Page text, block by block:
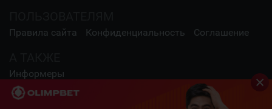
Правила сайта Конфиденциальность Соглашение
Информеры
СОЦИАЛЬНЫЕ СЕТИ